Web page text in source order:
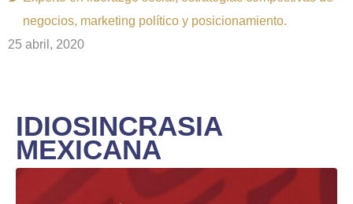
negocios, marketing político y posicionamiento.
25 abril, 2020
IDIOSINCRASIA
MEXICANA